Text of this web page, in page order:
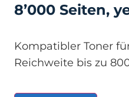
8’000 Seiten,
Kompatibler Toner
Reichweite bis zu